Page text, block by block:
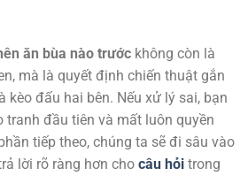
ăn bùa nào trước không còn là
mà là quyết định chiến thuật gắn
kèo đấu hai bên. Nếu xử lý sai, bạn
tranh đầu tiên và mất luôn quyền
tiếp theo, chúng ta sẽ đi sâu vào
lời rõ ràng hơn cho câu hỏi trong